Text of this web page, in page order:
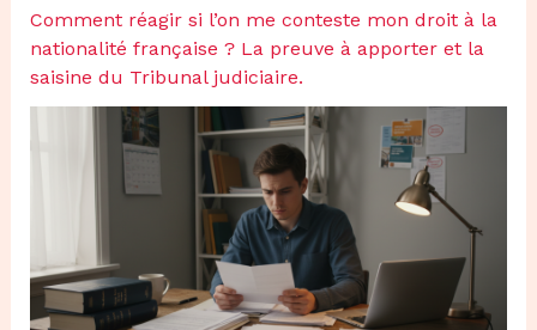
Comment réagir si l’on me conteste mon droit à la
nationalité française ? La preuve à apporter et la
saisine du Tribunal judiciaire.